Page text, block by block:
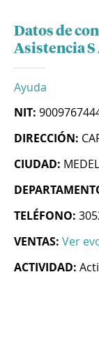
Datos de
Asistencia S
Ayuda
NIT:
DIRECCIÓN:
CIUDAD:
TELÉFONO:
VENTAS: Ver
ACTIVIDAD: